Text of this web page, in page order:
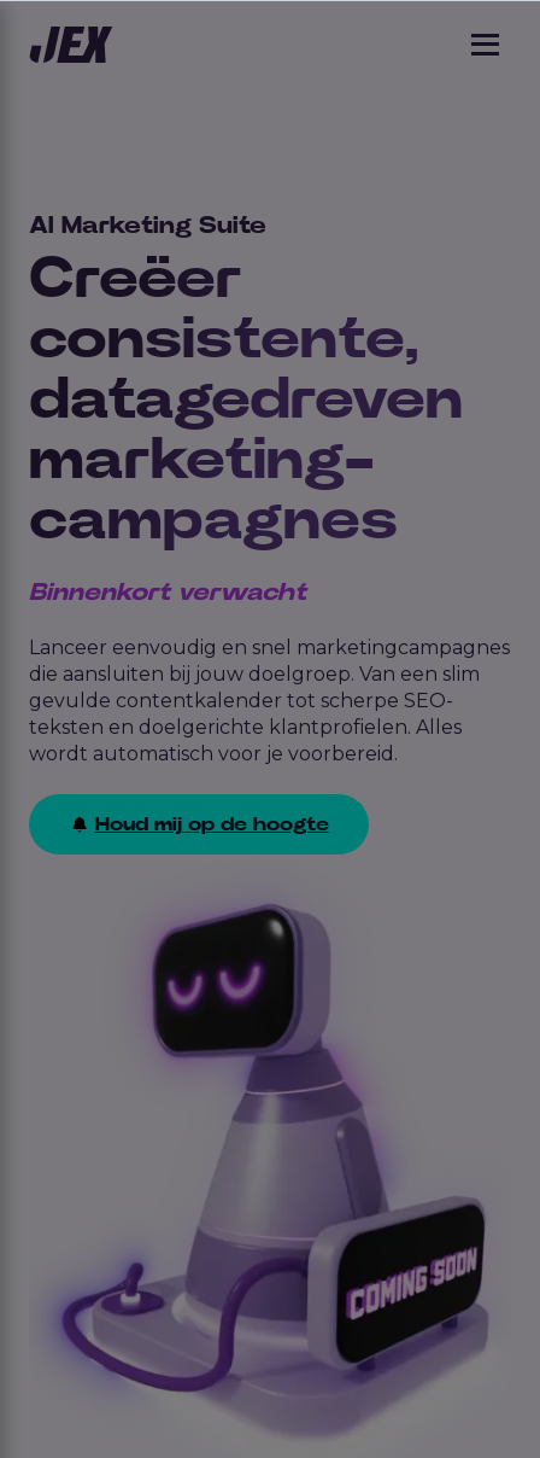
AI Marketing Suite
Creëer
consistente,
datagedreven
marketing-
campagnes
Binnenkort verwacht
Lanceer eenvoudig en snel marketingcampagnes
die aansluiten bij jouw doelgroep. Van een slim
gevulde contentkalender tot scherpe SEO-
teksten en doelgerichte klantprofielen. Alles
wordt automatisch voor je voorbereid.
Houd mij op de hoogte